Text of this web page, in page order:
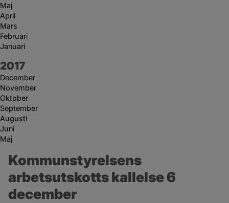
Maj
April
Mars
Februari
Januari
År:
2017
December
November
Oktober
September
Augusti
Juni
Maj
Kommunstyrelsens
arbetsutskotts kallelse 6
december